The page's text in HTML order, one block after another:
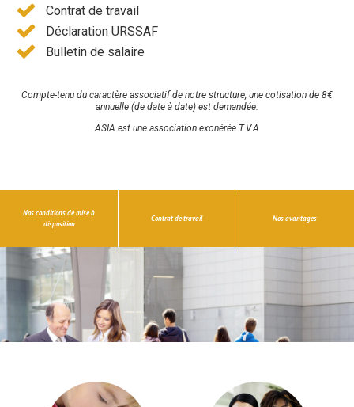
Contrat de travail
Déclaration URSSAF
Bulletin de salaire
Compte-tenu du caractère associatif de notre structure, une cotisation de 8€
annuelle (de date à date) est demandée.
ASIA est une association exonérée T.V.A
Nos conditions de mise à
disposition
Contrat de travail Nos avantages